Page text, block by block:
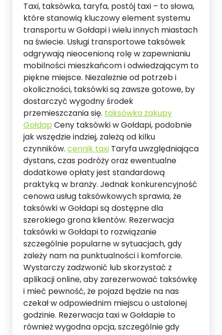
Taxi, taksówka, taryfa, postój taxi – to słowa,
które stanowią kluczowy element systemu
transportu w Gołdapi i wielu innych miastach
na świecie. Usługi transportowe taksówek
odgrywają nieocenioną rolę w zapewnianiu
mobilności mieszkańcom i odwiedzającym to
piękne miejsce. Niezależnie od potrzeb i
okoliczności, taksówki są zawsze gotowe, by
dostarczyć wygodny środek
przemieszczania się. taksówka zakupy
Gołdap Ceny taksówki w Gołdapi, podobnie
jak wszędzie indziej, zależą od kilku
czynników. cennik taxi Taryfa uwzględniająca
dystans, czas podróży oraz ewentualne
dodatkowe opłaty jest standardową
praktyką w branży. Jednak konkurencyjność
cenowa usług taksówkowych sprawia, że
taksówki w Gołdapi są dostępne dla
szerokiego grona klientów. Rezerwacja
taksówki w Gołdapi to rozwiązanie
szczególnie popularne w sytuacjach, gdy
zależy nam na punktualności i komforcie.
Wystarczy zadzwonić lub skorzystać z
aplikacji online, aby zarezerwować taksówkę
i mieć pewność, że pojazd będzie na nas
czekał w odpowiednim miejscu o ustalonej
godzinie. Rezerwacja taxi w Gołdapie to
również wygodna opcja, szczególnie gdy